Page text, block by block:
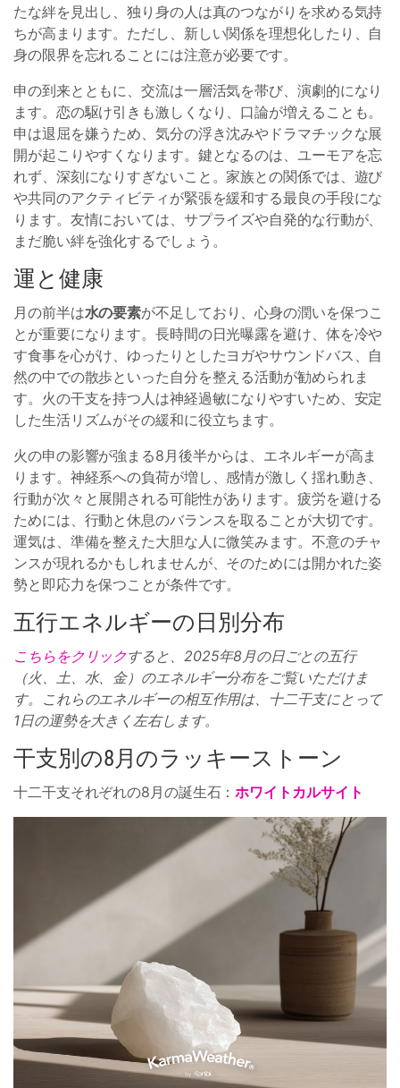
たな絆を見出し、独り身の人は真のつながりを求める気持
ちが高まります。ただし、新しい関係を理想化したり、自
身の限界を忘れることには注意が必要です。
申の到来とともに、交流は一層活気を帯び、演劇的になり
ます。恋の駆け引きも激しくなり、口論が増えることも。
申は退屈を嫌うため、気分の浮き沈みやドラマチックな展
開が起こりやすくなります。鍵となるのは、ユーモアを忘
れず、深刻になりすぎないこと。家族との関係では、遊び
や共同のアクティビティが緊張を緩和する最良の手段にな
ります。友情においては、サプライズや自発的な行動が、
まだ脆い絆を強化するでしょう。
運と健康
月の前半は水の要素が不足しており、心身の潤いを保つこ
とが重要になります。長時間の日光曝露を避け、体を冷や
す食事を心がけ、ゆったりとしたヨガやサウンドバス、自
然の中での散歩といった自分を整える活動が勧められま
す。火の干支を持つ人は神経過敏になりやすいため、安定
した生活リズムがその緩和に役立ちます。
火の申の影響が強まる8月後半からは、エネルギーが高ま
ります。神経系への負荷が増し、感情が激しく揺れ動き、
行動が次々と展開される可能性があります。疲労を避ける
ためには、行動と休息のバランスを取ることが大切です。
運気は、準備を整えた大胆な人に微笑みます。不意のチャ
ンスが現れるかもしれませんが、そのためには開かれた姿
勢と即応力を保つことが条件です。
五行エネルギーの日別分布
こちらをクリックすると、2025年8月の日ごとの五行
（火、土、水、金）のエネルギー分布をご覧いただけま
す。これらのエネルギーの相互作用は、十二干支にとって
1日の運勢を大きく左右します。
干支別の8月のラッキーストーン
十二干支それぞれの8月の誕生石：ホワイトカルサイト